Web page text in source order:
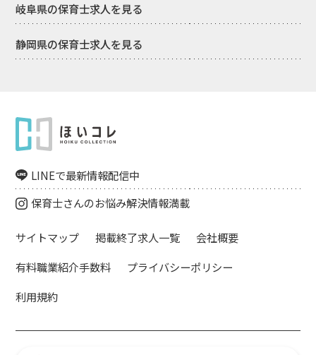
岐阜県の保育士求人を見る
静岡県の保育士求人を見る
LINEで最新情報配信中
保育士さんのお悩み解決情報満載
サイトマップ 掲載終了求人一覧
会社概要
有料職業紹介手数料
プライバシーポリシー
利用規約